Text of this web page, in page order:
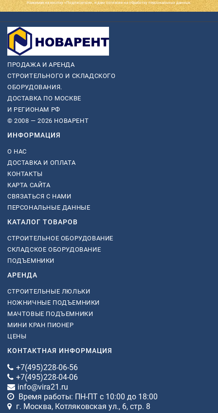
Нажимая на кнопку «Подписаться», я даю cогласие на обработку персональных данных.
ПРОДАЖА И АРЕНДА
СТРОИТЕЛЬНОГО И СКЛАДСКОГО
ОБОРУДОВАНИЯ.
ДОСТАВКА ПО МОСКВЕ
И РЕГИОНАМ РФ
© 2008 — 2026 НОВАРЕНТ
ИНФОРМАЦИЯ
О НАС
ДОСТАВКА И ОПЛАТА
КОНТАКТЫ
КАРТА САЙТА
СВЯЗАТЬСЯ С НАМИ
ПЕРСОНАЛЬНЫЕ ДАННЫЕ
КАТАЛОГ ТОВАРОВ
СТРОИТЕЛЬНОЕ ОБОРУДОВАНИЕ
СКЛАДСКОЕ ОБОРУДОВАНИЕ
ПОДЪЕМНИКИ
АРЕНДА
СТРОИТЕЛЬНЫЕ ЛЮЛЬКИ
НОЖНИЧНЫЕ ПОДЪЕМНИКИ
МАЧТОВЫЕ ПОДЪЕМНИКИ
МИНИ КРАН ПИОНЕР
ЦЕНЫ
КОНТАКТНАЯ ИНФОРМАЦИЯ
+7(495)228-06-56
+7(495)228-04-06
info@vira21.ru
Время работы: ПН-ПТ с 10:00 до 18:00
г. Москва, Котляковская ул., 6, стр. 8